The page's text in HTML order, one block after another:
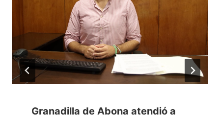
Granadilla de Abona atendió a